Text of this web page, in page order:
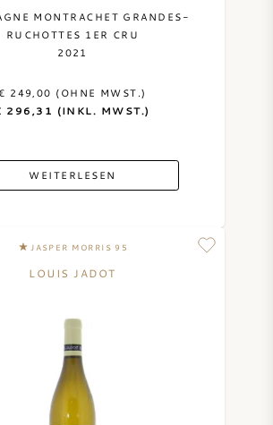
MONTRACHET GRANDES-
RUCHOTTES 1ER CRU
2021
249,00 (OHNE MWST.)
296,31 (INKL. MWST.)
WEITERLESEN
JASPER MORRIS 95
LOUIS JADOT